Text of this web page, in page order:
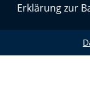
Erklärung zur